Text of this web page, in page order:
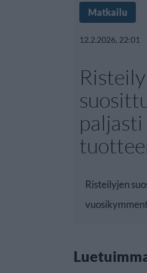
Matkailu
12.2.2026, 22:01
Risteilyjen